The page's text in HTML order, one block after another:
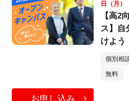
日（月）
【高2
ス】自
けよう
個別相
無料
お申し込み